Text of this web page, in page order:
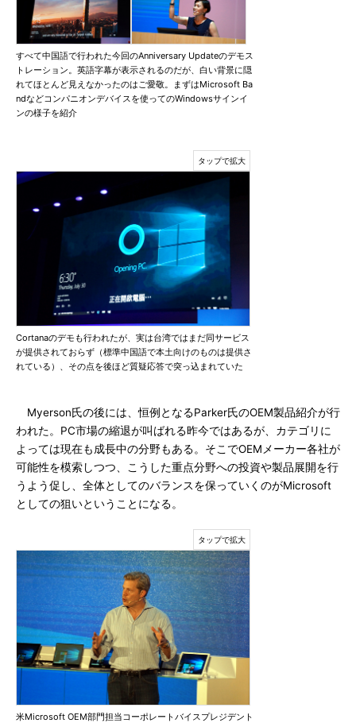
すべて中国語で行われた今回のAnniversary Updateのデモス
トレーション。英語字幕が表示されるのだが、白い背景に隠
れてほとんど見えなかったのはご愛敬。まずはMicrosoft Ba
ndなどコンパニオンデバイスを使ってのWindowsサインイ
ンの様子を紹介
Cortanaのデモも行われたが、実は台湾ではまだ同サービス
が提供されておらず（標準中国語で本土向けのものは提供さ
れている）、その点を後ほど質疑応答で突っ込まれていた
Myerson氏の後には、恒例となるParker氏のOEM製品紹介が行
われた。PC市場の縮退が叫ばれる昨今ではあるが、カテゴリに
よっては現在も成長中の分野もある。そこでOEMメーカー各社が
可能性を模索しつつ、こうした重点分野への投資や製品展開を行
うよう促し、全体としてのバランスを保っていくのがMicrosoft
としての狙いということになる。
米Microsoft OEM部門担当コーポレートバイスプレジデント